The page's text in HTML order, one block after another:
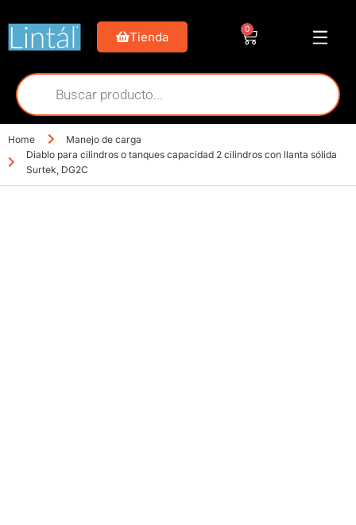
Tienda
0
Home
Manejo de carga
Diablo para cilindros o tanques capacidad 2 cilindros con llanta sólida
Surtek, DG2C